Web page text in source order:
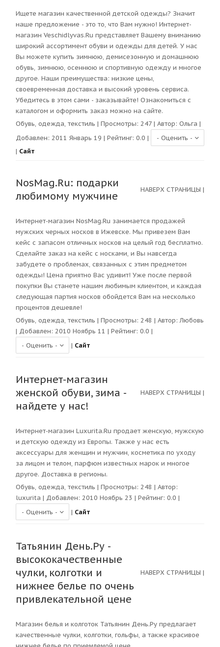
Ищете магазин качественной детской одежды? Значит
наше предложение - это то, что Вам нужно! Интернет-
магазин Veschidlyvas.Ru представляет Вашему вниманию
широкий ассортимент обуви и одежды для детей. У нас
Вы можете купить зимнюю, демисезонную и домашнюю
обувь, зимнюю, осеннюю и спортивную одежду и многое
другое. Наши преимущества: низкие цены,
своевременная доставка и высокий уровень сервиса.
Убедитесь в этом сами - заказывайте! Ознакомиться с
каталогом и оформить заказ можно на сайте.
Обувь, одежда, текстиль | Просмотры: 247 | Автор: Ольга |
Добавлен: 2011 Январь 19 | Рейтинг: 0.0 |
| Сайт
NosMag.Ru: подарки
любимому мужчине
НАВЕРХ СТРАНИЦЫ |
Интернет-магазин NosMag.Ru занимается продажей
мужских черных носков в Ижевске. Мы привезем Вам
кейс с запасом отличных носков на целый год бесплатно.
Сделайте заказ на кейс с носками, и Вы навсегда
забудете о проблемах, связанных с этим предметом
одежды! Цена приятно Вас удивит! Уже после первой
покупки Вы станете нашим любимым клиентом, и каждая
следующая партия носков обойдется Вам на несколько
процентов дешевле!
Обувь, одежда, текстиль | Просмотры: 248 | Автор:Любовь
| Добавлен: 2010 Ноябрь 11 | Рейтинг: 0.0 |
| Сайт
Интернет-магазин
женской обуви, зима -
найдете у нас!
НАВЕРХ СТРАНИЦЫ |
Интернет-магазин Luxurita.Ru продает женскую, мужскую
и детскую одежду из Европы. Также у нас есть
аксессуары для женщин и мужчин, косметика по уходу
за лицом и телом, парфюм известных марок и многое
другое. Доставка в регионы.
Обувь, одежда, текстиль | Просмотры: 248 | Автор:
luxurita | Добавлен: 2010 Ноябрь 23 | Рейтинг: 0.0 |
| Сайт
Татьянин День.Ру -
высококачественные
чулки, колготки и
нижнее белье по очень
привлекательной цене
НАВЕРХ СТРАНИЦЫ |
Магазин белья и колготок Татьянин День.Ру предлагает
качественные чулки, колготки, гольфы, а также красивое